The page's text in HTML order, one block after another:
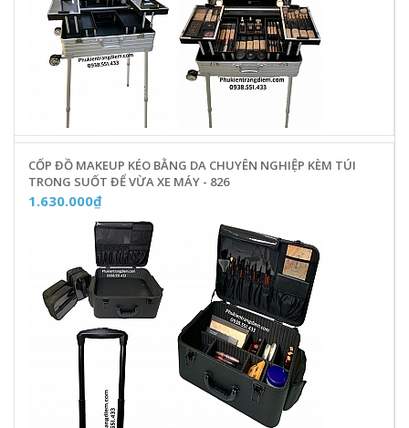
CỐP ĐỒ MAKEUP KÉO BẰNG DA CHUYÊN NGHIỆP KÈM TÚI
TRONG SUỐT ĐỂ VỪA XE MÁY - 826
1.630.000₫